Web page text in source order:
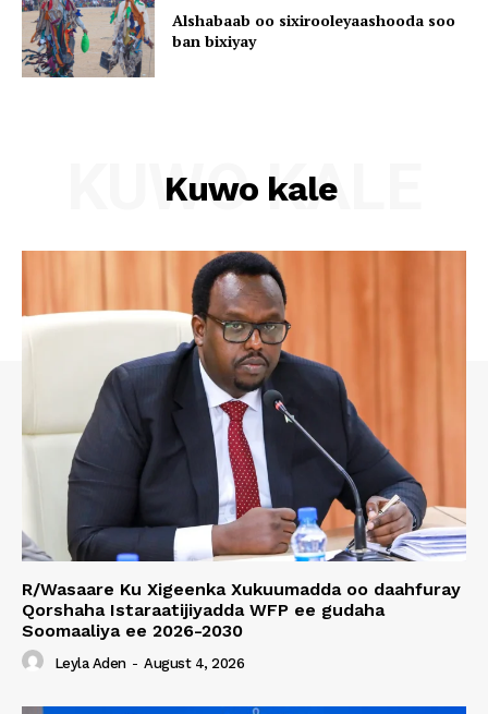
Alshabaab oo sixirooleyaashooda soo
ban bixiyay
Kuwo kale
KUWO KALE
R/Wasaare Ku Xigeenka Xukuumadda oo daahfuray
Qorshaha Istaraatijiyadda WFP ee gudaha
Soomaaliya ee 2026-2030
Leyla Aden - August 4, 2026